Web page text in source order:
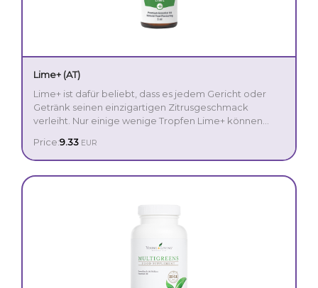
Lime+ (AT)
Lime+ ist dafür beliebt, dass es jedem Gericht oder
Getränk seinen einzigartigen Zitrusgeschmack
verleiht. Nur einige wenige Tropfen Lime+ können
Du für einen frischen Kick etwas in Deine Getränke
rührst oder Deinen Gerichten einen zitronigen Hauch
damit gibst, Lime+ ist nicht nur im Sommer ein
Price:9.33 EUR